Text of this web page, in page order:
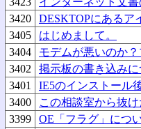
3420
DESKTOPにあるア
3405
はじめまして。
3404
モデムが悪いのか
3402
掲示板の書き込みに
3401
IE5のインストール
3400
この相談室から抜け
3399
OE「フラグ」につ